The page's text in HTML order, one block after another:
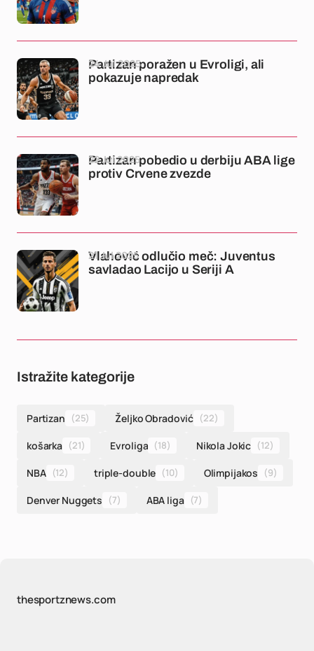
Partizan poražen u Evroligi, ali
pokazuje napredak
24 Jul 2025
Partizan pobedio u derbiju ABA lige
protiv Crvene zvezde
22 Jul 2025
Vlahović odlučio meč: Juventus
savladao Lacijo u Seriji A
21 Jul 2025
Istražite kategorije
Partizan (25) Željko Obradović (22)
košarka (21) Evroliga (18) Nikola Jokic (12)
NBA (12) triple-double (10) Olimpijakos (9)
Denver Nuggets (7) ABA liga (7)
thesportznews.com